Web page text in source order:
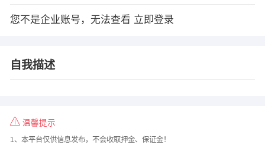
您不是企业账号，无法查看 立即登录
自我描述
温馨提示
1、本平台仅供信息发布，不会收取押金、保证金！